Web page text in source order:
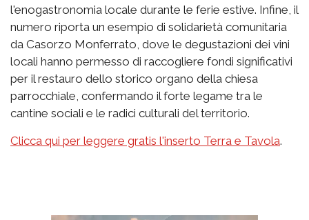
l'enogastronomia locale durante le ferie estive. Infine, il
numero riporta un esempio di solidarietà comunitaria
da Casorzo Monferrato, dove le degustazioni dei vini
locali hanno permesso di raccogliere fondi significativi
per il restauro dello storico organo della chiesa
parrocchiale, confermando il forte legame tra le
cantine sociali e le radici culturali del territorio.
Clicca qui per leggere gratis l'inserto Terra e Tavola.